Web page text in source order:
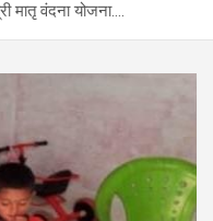
मातृ वंदना योजना….